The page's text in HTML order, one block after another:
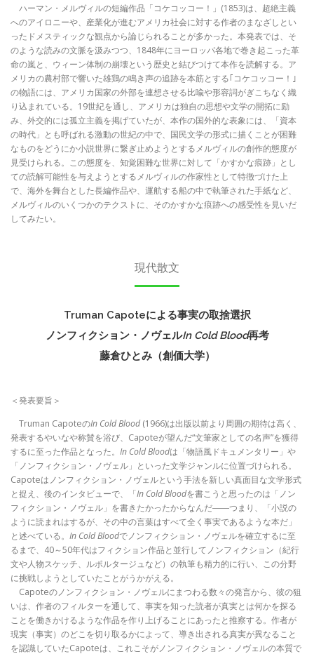
ハーマン・メルヴィルの短編作品「コケコッコー！」(1853)は、超絶主義
へのアイロニーや、産業化が進むアメリカ社会に対する作者のまなざしとい
ったドメスティックな観点から論じられることが多かった。本発表では、そ
のような読みの文脈を汲みつつ、1848年にヨーロッパ各地で巻き起こった革
命の嵐と、ウィーン体制の崩壊という歴史と結びつけて本作を読解する。ア
メリカの農村部で響いた雄鶏の鳴き声の追跡を本筋とする｢コケコッコー！｣
の物語には、アメリカ国家の外部を連想させる比喩や形容詞がぎこちなく織
り込まれている。19世紀を通し、アメリカは独自の思想や文学の開拓に励
み、外交的には孤立主義を掲げていたが、本作の国外的な表象には、「資本
の時代」とも呼ばれる激動の世紀の中で、国民文学の形式に描くことが困難
なものをどうにか小説世界に繋ぎ止めようとするメルヴィルの創作的態度が
見受けられる。この態度を、知覚困難な世界に対して「かすかな痕跡」とし
ての読解可能性を与えようとするメルヴィルの作家性として特徴づけた上
で、海外を舞台とした長編作品や、運航する船の中で執筆された手紙など、
メルヴィルのいくつかのテクストに、そのかすかな痕跡への感受性を見いだ
してみたい。
現代散文
Truman Capoteによる事実の取捨選択
ノンフィクション・ノヴェルIn Cold Blood再考
藤倉ひとみ（創価大学）
＜発表要旨＞
Truman CapoteのIn Cold Blood(1966)は出版以前より周囲の期待は高く、
発表するやいなや称賛を浴び、Capoteが望んだ“文筆家としての名声”を獲得
するに至った作品となった。 In Cold Bloodは「物語風ドキュメンタリー」や
「ノンフィクション・ノヴェル」といった文学ジャンルに位置づけられる。
Capoteはノンフィクション・ノヴェルという手法を新しい真面目な文学形式
と捉え、後のインタビューで、「In Cold Bloodを書こうと思ったのは「ノン
フィクション・ノヴェル」を書きたかったからなんだ――つまり、「小説の
ように読まれはするが、その中の言葉はすべて全く事実であるような本だ」
と述べている。 In Cold Bloodでノンフィクション・ノヴェルを確立するに至
るまで、40～50年代はフィクション作品と並行してノンフィクション（紀行
文や人物スケッチ、ルポルタージュなど）の執筆も精力的に行い、この分野
に挑戦しようとしていたことがうかがえる。
Capoteのノンフィクション・ノヴェルにまつわる数々の発言から、彼の狙
いは、作者のフィルターを通して、事実を知った読者が真実とは何かを探る
ことを働きかけるような作品を作り上げることにあったと推察する。作者が
現実（事実）のどこを切り取るかによって、導き出される真実が異なること
を認識していたCapoteは、これこそがノンフィクション・ノヴェルの本質で